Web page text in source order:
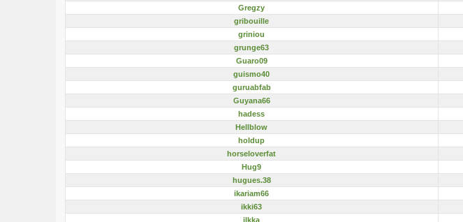
Gregzy
gribouille
griniou
grunge63
Guaro09
guismo40
guruabfab
Guyana66
hadess
Hellblow
holdup
horseloverfat
Hug9
hugues.38
ikariam66
ikki63
ilkka